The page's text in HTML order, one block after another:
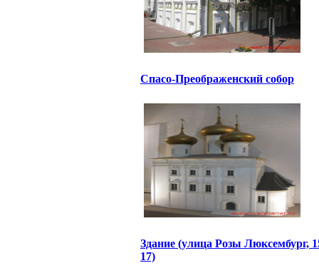
Спасо-Преображенский собор
Здание (улица Розы Люксембург,
17)